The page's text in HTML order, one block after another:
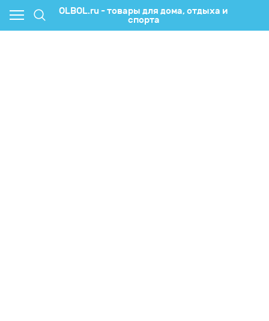
OLBOL.ru - товары для дома, отдыха и
спорта